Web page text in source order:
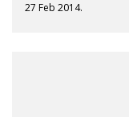
27 Feb 2014.